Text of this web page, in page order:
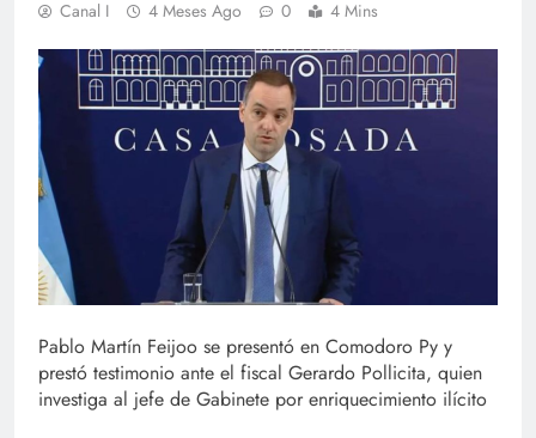
Canal I 4 Meses Ago 0 4 Mins
Pablo Martín Feijoo se presentó en Comodoro Py y
prestó testimonio ante el fiscal Gerardo Pollicita, quien
investiga al jefe de Gabinete por enriquecimiento ilícito